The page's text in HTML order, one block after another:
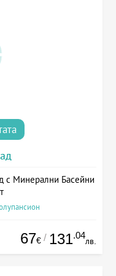
с Минерални Басейни
67€ / 131.04
лв.